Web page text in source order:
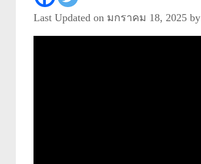
Last Updated on มกราคม 18, 2025 by